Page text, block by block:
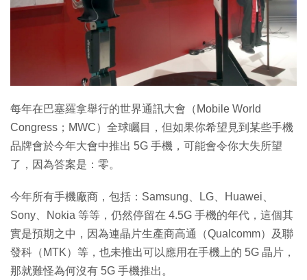
生成式AI與雲端應用
Enterprise Digital Transformation
每年在巴塞羅拿舉行的世界通訊大會（Mobile World
Congress；MWC）全球矚目，但如果你希望見到某些手機
品牌會於今年大會中推出 5G 手機，可能會令你大失所望
了，因為答案是：零。
今年所有手機廠商，包括：Samsung、LG、Huawei、
Sony、Nokia 等等，仍然停留在 4.5G 手機的年代，這個其
實是預期之中，因為連晶片生產商高通（Qualcomm）及聯
發科（MTK）等，也未推出可以應用在手機上的 5G 晶片，
那就難怪為何沒有 5G 手機推出。